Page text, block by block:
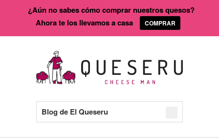
Blog de El Queseru
¿Aún no sabes cómo comprar nuestros quesos?
Ahora te los llevamos a casa
COMPRAR